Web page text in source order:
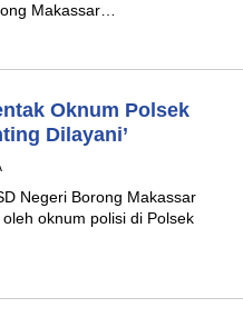
Makassar…
Oknum Polsek
Dilayani’
Negeri Borong Makassar
oknum polisi di Polsek